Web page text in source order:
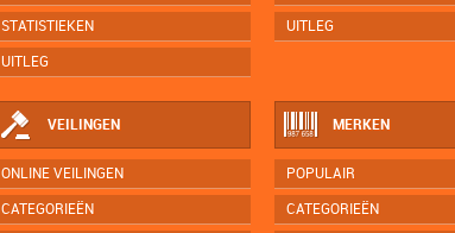
STATISTIEKEN
UITLEG
UITLEG
VEILINGEN
ONLINE VEILINGEN
CATEGORIEËN
MERKEN
POPULAIR
CATEGORIEËN